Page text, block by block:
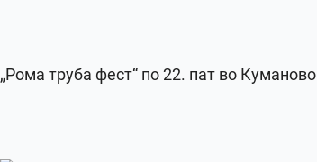
„Рома труба фест“ по 22. пат во Куманово